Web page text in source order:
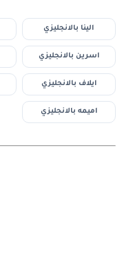
الينا بالانجليزي
اسرين بالانجليزي
ايلاف بالانجليزي
اميمه بالانجليزي